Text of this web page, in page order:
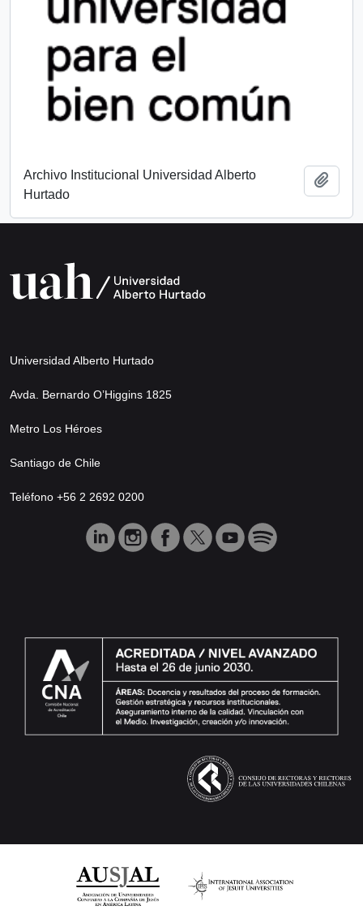
Archivo Institucional Universidad Alberto
Hurtado
Universidad Alberto Hurtado
Avda. Bernardo O’Higgins 1825
Metro Los Héroes
Santiago de Chile
Teléfono +56 2 2692 0200